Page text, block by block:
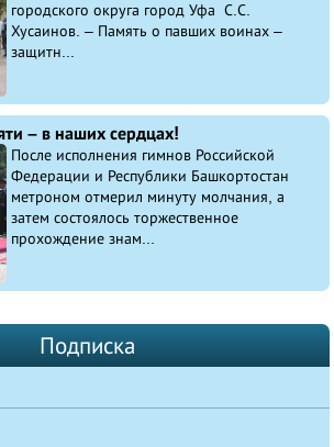
городского округа город Уфа С.С.
Хусаинов. – Память о павших воинах –
защитн...
– в наших сердцах!
После исполнения гимнов Российской
Федерации и Республики Башкортостан
метроном отмерил минуту молчания, а
затем состоялось торжественное
прохождение знам...
Подписка